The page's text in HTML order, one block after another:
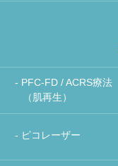
- PFC-FD / ACRS療法
（肌再生）
- ピコレーザー